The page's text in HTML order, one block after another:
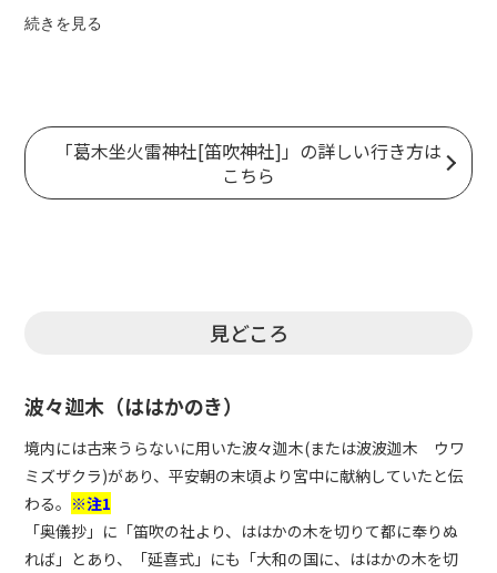
伝えられている。古代、王朝の笛師をつとめた笛吹連が
うといわれ、その笛吹連の子孫が代々宮司を務めてい
る。
続きを見る
「葛木坐火雷神社[笛吹神社]」の詳しい行き方は
こちら
見どころ
波々迦木（ははかのき）
境内には古来うらないに用いた波々迦木(または波波迦木 ウワ
ミズザクラ)があり、平安朝の末頃より宮中に献納していたと伝
わる。 ※注1
「奥儀抄」に「笛吹の社より、ははかの木を切りて都に奉りぬ
れば」とあり、「延喜式」にも「大和の国に、ははかの木を切